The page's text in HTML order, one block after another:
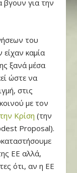
βγουν για την
του
καμία
ξανά μέσα
ώστε να
στις
με τον
Κρίση(την
Proposal).
ΕΕ αλλά,
ότι, αν η ΕΕ